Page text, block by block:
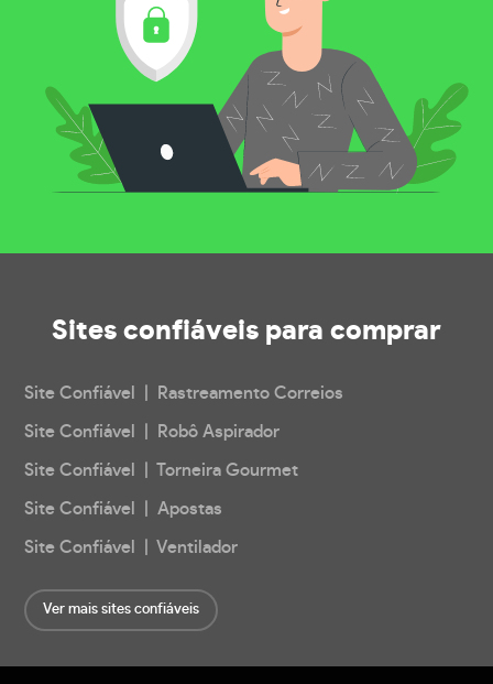
Sites confiáveis para comprar
Site Confiável | Rastreamento Correios
Site Confiável | Robô Aspirador
Site Confiável | Torneira Gourmet
Site Confiável | Apostas
Site Confiável | Ventilador
Ver mais sites confiáveis